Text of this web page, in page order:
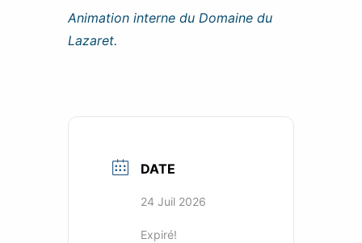
Animation interne du Domaine du
Lazaret.
DATE
24 Juil 2026
Expiré!